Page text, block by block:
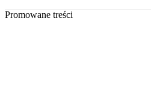
Promowane treści